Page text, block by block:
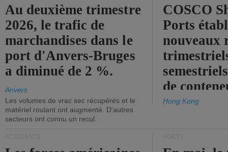
Au deuxième trimestre
2026, le trafic de
marchandises dans le
port d'Anvers-Bruges
a diminué de 2 %.
Anvers
Les volumes de vrac sec récupérés et le
matériel roulant ont augmenté. D'autres
secteurs ont connu un recul.
COSCO
Ports
nouveaux
de
Hong Kong